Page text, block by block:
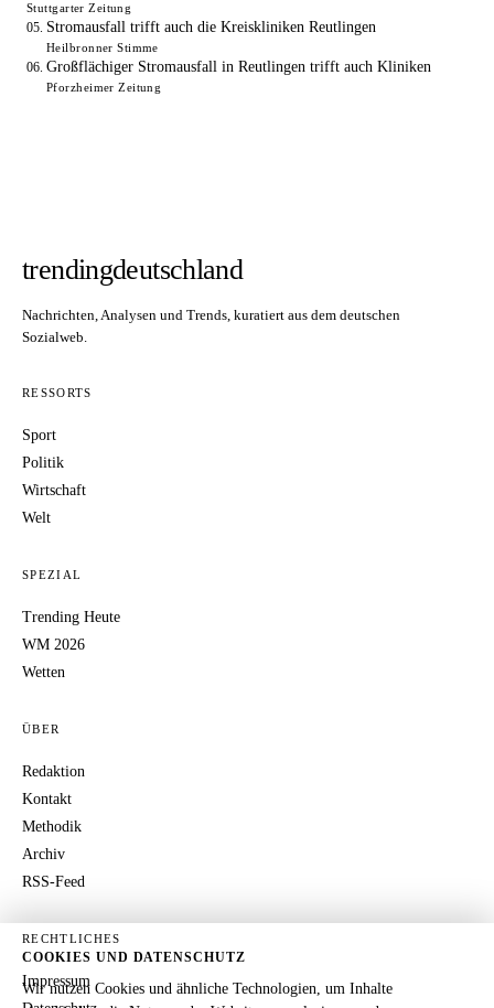
Stuttgarter Zeitung
Stromausfall trifft auch die Kreiskliniken Reutlingen
Heilbronner Stimme
Großflächiger Stromausfall in Reutlingen trifft auch Kliniken
Pforzheimer Zeitung
trendingdeutschland
Nachrichten, Analysen und Trends, kuratiert aus dem deutschen
Sozialweb.
RESSORTS
Sport
Politik
Wirtschaft
Welt
SPEZIAL
Trending Heute
WM 2026
Wetten
ÜBER
Redaktion
Kontakt
Methodik
Archiv
RSS-Feed
RECHTLICHES
Impressum
COOKIES UND DATENSCHUTZ
Wir nutzen Cookies und ähnliche Technologien, um Inhalte